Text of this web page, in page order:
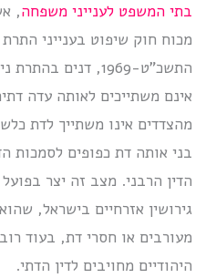
בתי המשפט לענייני משפחה,
מכוח חוק שיפוט בענייני
התשכ”ט-1969, דנים
אינם משתייכים לאותה עדה
מהצדדים אינו משתייך לדת
בני אותה דת כפופים לסמכות
הדין הרבני. מצב זה יצר
גירושין אזרחיים בישראל,
מעורבים או חסרי דת, בעוד
היהודיים מחויבים לדין הדתי.